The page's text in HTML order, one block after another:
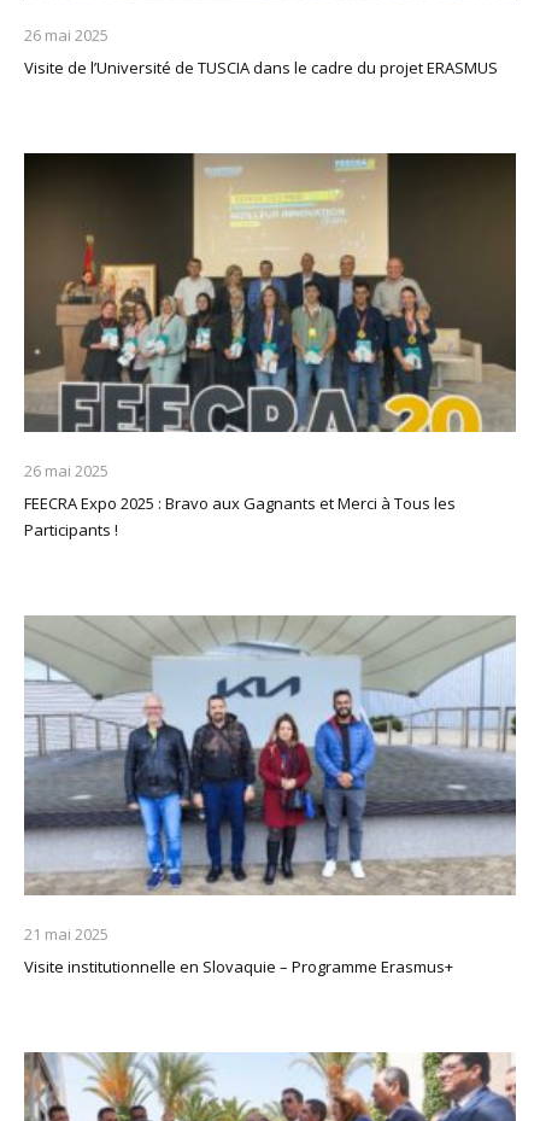
26 mai 2025
Visite de l’Université de TUSCIA dans le cadre du projet ERASMUS
26 mai 2025
FEECRA Expo 2025 : Bravo aux Gagnants et Merci à Tous les
Participants !
21 mai 2025
Visite institutionnelle en Slovaquie – Programme Erasmus+